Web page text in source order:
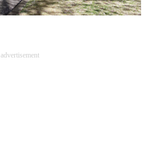
advertisement